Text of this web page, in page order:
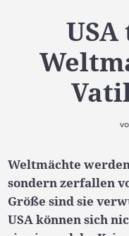
Weltmächte
sondern zerfallen
Größe sind sie
USA können sich